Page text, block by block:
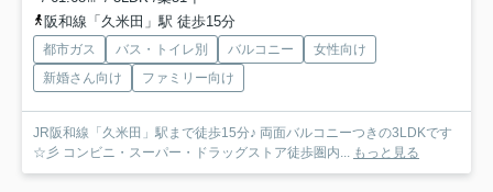
阪和線「久米田」駅 徒歩15分
都市ガス バス・トイレ別 バルコニー
女性向け
新婚さん向け
ファミリー向け
JR阪和線「久米田」駅まで徒歩15分♪ 両面バルコニーつきの3LDKです
☆彡 コンビニ・スーパー・ドラッグストア徒歩圏内...
もっと見る